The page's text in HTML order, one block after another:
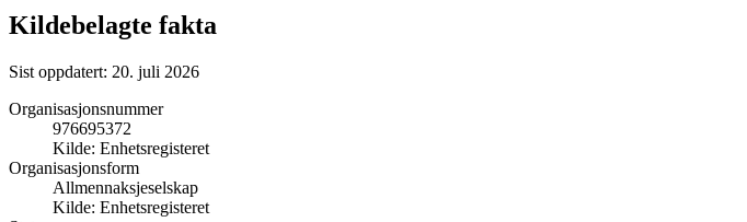
Kildebelagte fakta
Sist oppdatert: 20. juli 2026
Organisasjonsnummer
976695372
Kilde: Enhetsregisteret
Organisasjonsform
Allmennaksjeselskap
Kilde: Enhetsregisteret